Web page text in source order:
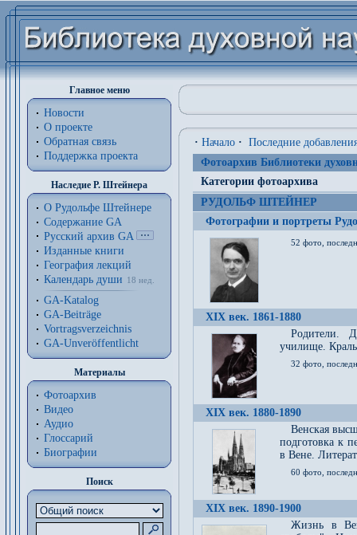
Главное меню
Новости
О проекте
Обратная связь
Поддержка проекта
Наследие Р. Штейнера
О Рудольфе Штейнере
Содержание GA
Русский архив GA
Изданные книги
География лекций
Календарь души
18 нед.
GA-Katalog
GA-Beiträge
Vortragsverzeichnis
GA-Unveröffentlicht
Материалы
Фотоархив
Видео
Аудио
Глоссарий
Биографии
Поиск
· Начало · Последние
Фотоархив Библиотеки
Категории фотоархива
РУДОЛЬФ ШТЕЙНЕР
Фотографии и портреты
52 фото,
XIX век. 1861-1880
Родители.
училище.
32 фото,
XIX век. 1880-1890
Венская
подготовка к
в Вене.
60 фото,
XIX век. 1890-1900
Жизнь в